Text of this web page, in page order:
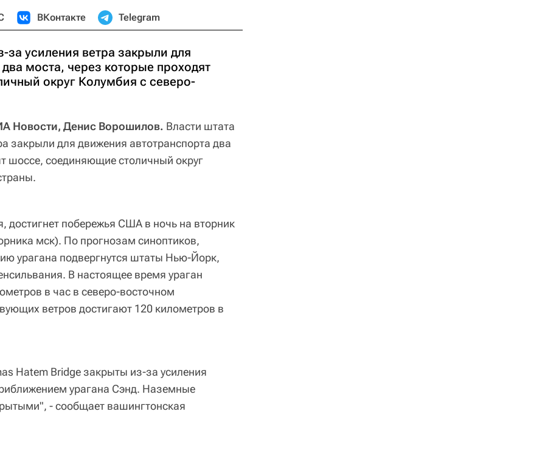
ВКонтакте Telegram
усиления ветра закрыли для
моста, через которые проходят
округ Колумбия с северо-
Новости, Денис Ворошилов. Власти штата
закрыли для движения автотранспорта два
шоссе, соединяющие столичный округ
достигнет побережья США в ночь на вторник
мск). По прогнозам синоптиков,
урагана подвергнутся штаты Нью-Йорк,
В настоящее время ураган
в час в северо-восточном
ветров достигают 120 километров в
Hatem Bridge закрыты из-за усиления
урагана Сэнд. Наземные
- сообщает вашингтонская